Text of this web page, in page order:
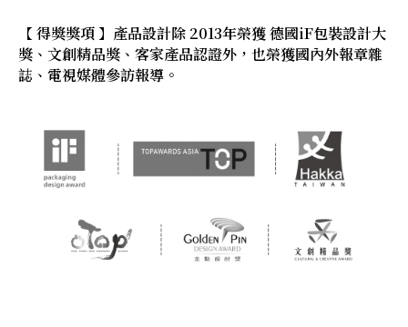
【 得獎獎項 】產品設計除 2013年榮獲 德國iF包裝設計大
獎、文創精品獎、客家產品認證外，也榮獲國內外報章雜
誌、電視媒體參訪報導。